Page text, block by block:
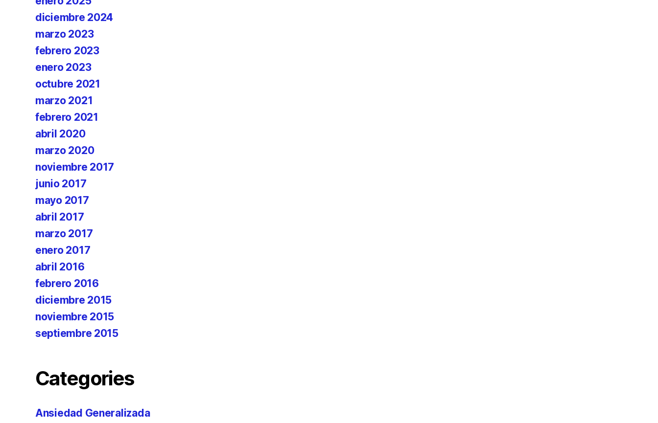
diciembre 2024
marzo 2023
febrero 2023
enero 2023
octubre 2021
marzo 2021
febrero 2021
abril 2020
marzo 2020
noviembre 2017
junio 2017
mayo 2017
abril 2017
marzo 2017
enero 2017
abril 2016
febrero 2016
diciembre 2015
noviembre 2015
septiembre 2015
Categories
Ansiedad Generalizada